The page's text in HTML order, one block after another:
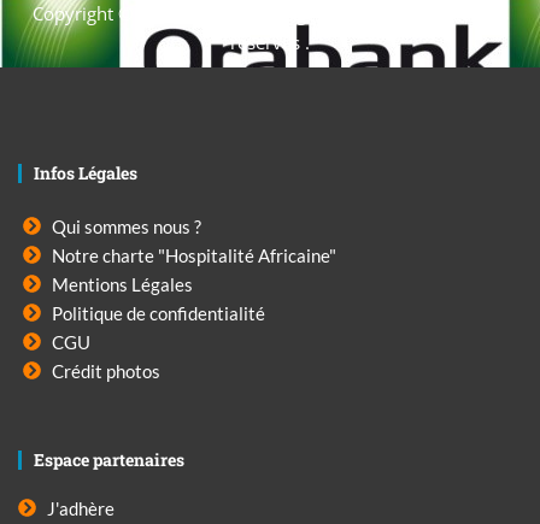
Copyright © 2021. Afrique-voyage-découverte tous droits
réservés .
Infos Légales
Qui sommes nous ?
Notre charte "Hospitalité Africaine"
Mentions Légales
Politique de confidentialité
CGU
Crédit photos
Espace partenaires
J'adhère